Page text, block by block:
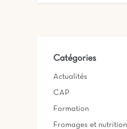
Catégories
Actualités
CAP
Formation
Fromages et nutrition